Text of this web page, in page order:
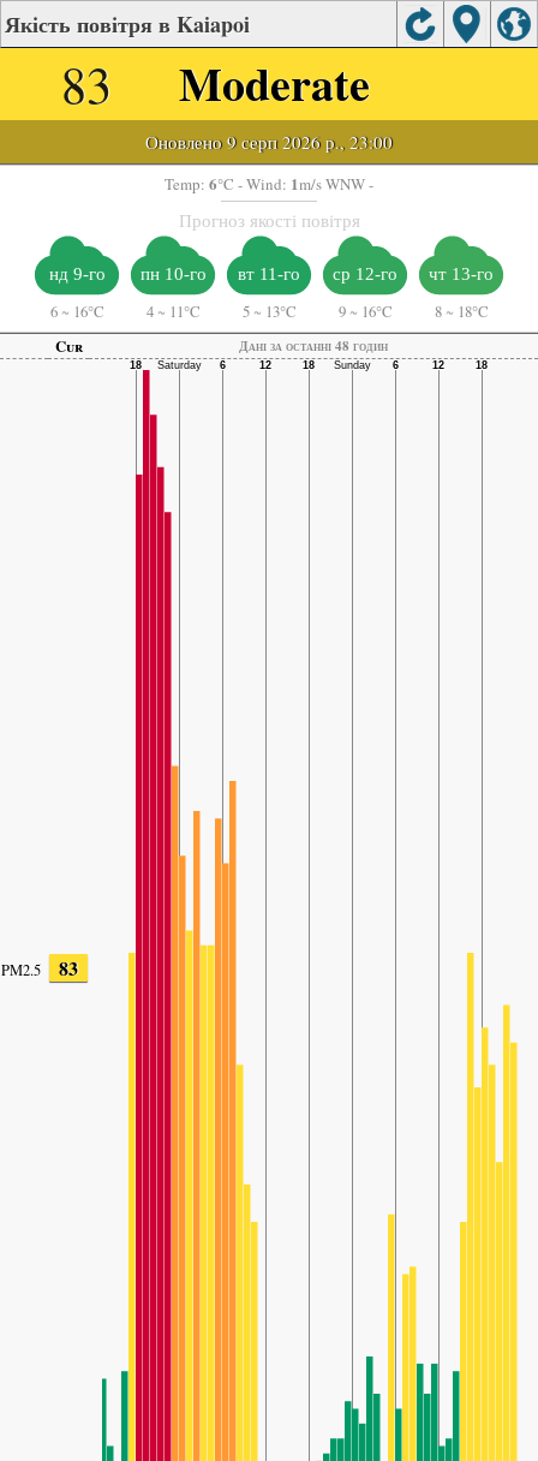
Якість повітря в Kaiapoi
83 Moderate
Оновлено 9 серп 2026 р., 23:00
Temp: 6°C - Wind: 1m/s WNW -
Прогноз якості повітря
нд 9-го
6 ~ 16°C
пн 10-го
4 ~ 11°C
вт 11-го
5 ~ 13°C
ср 12-го
9 ~ 16°C
чт 13-го
8 ~ 18°C
Cur
Дані за останні 48 годин
PM2.5 83